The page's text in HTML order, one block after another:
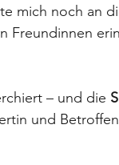
mich noch an
Freundinnen
– und die
und